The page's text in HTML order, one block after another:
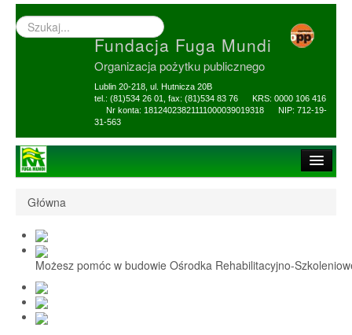
Wyszukiwarka
–
Fundacja Fuga Mundi
Organizacja pożytku publicznego
Lublin 20-218, ul. Hutnicza 20B
tel.: (81)534 26 01, fax: (81)534 83 76 KRS: 0000 106 416
Nr konta: 18124023821111000039019318 NIP: 712-19-
31-563
1,5% i darowizny
Nasi Beneficjenci
Ośrodek Reh-Szkol
Sprawozdania
Główna
Możesz pomóc w budowie Ośrodka Rehabilitacyjno-